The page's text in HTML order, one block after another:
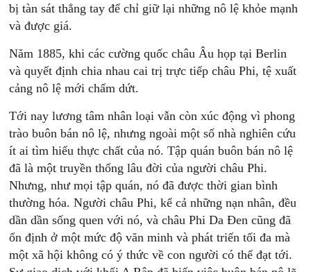
bị tàn sát thẳng tay để chỉ giữ lại những nô lệ khỏe mạnh
và được giá.
Năm 1885, khi các cường quốc châu Âu họp tại Berlin
và quyết định chia nhau cai trị trực tiếp châu Phi, tệ xuất
cảng nô lệ mới chấm dứt.
Tới nay lương tâm nhân loại vẫn còn xúc động vì phong
trào buôn bán nô lệ, nhưng ngoài một số nhà nghiên cứu
ít ai tìm hiểu thực chất của nó. Tập quán buôn bán nô lệ
đã là một truyền thống lâu đời của người châu Phi.
Nhưng, như mọi tập quán, nó đã được thời gian bình
thường hóa. Người châu Phi, kể cả những nạn nhân, đều
dần dần sống quen với nó, và châu Phi Da Đen cũng đã
ổn định ở một mức độ văn minh và phát triển tối đa mà
một xã hội không có ý thức về con người có thể đạt tới.